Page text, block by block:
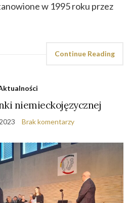
w 1995 roku przez
Continue Reading
niemieckojęzycznej
Brak komentarzy